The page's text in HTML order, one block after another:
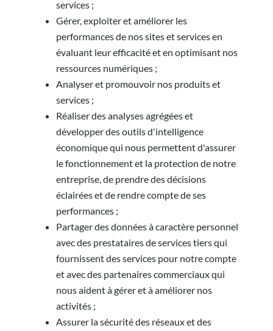
services ;
Gérer, exploiter et améliorer les
performances de nos sites et services en
évaluant leur efficacité et en optimisant nos
ressources numériques ;
Analyser et promouvoir nos produits et
services ;
Réaliser des analyses agrégées et
développer des outils d'intelligence
économique qui nous permettent d'assurer
le fonctionnement et la protection de notre
entreprise, de prendre des décisions
éclairées et de rendre compte de ses
performances ;
Partager des données à caractère personnel
avec des prestataires de services tiers qui
fournissent des services pour notre compte
et avec des partenaires commerciaux qui
nous aident à gérer et à améliorer nos
activités ;
Assurer la sécurité des réseaux et des